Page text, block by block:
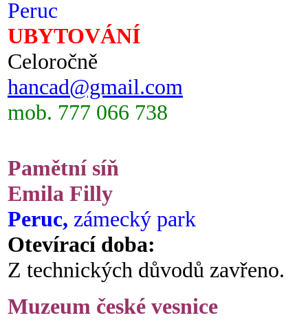
Peruc
UBYTOVÁNÍ
Celoročně
hancad@gmail.com
mob. 777 066 738
Pamětní síň
Emila Filly
Peruc, zámecký park
Otevírací doba:
Z technických důvodů zavřeno.
Muzeum české vesnice